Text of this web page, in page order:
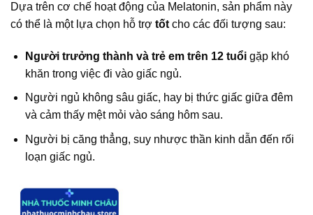
Dựa trên cơ chế hoạt động của Melatonin, sản phẩm này
có thể là một lựa chọn hỗ trợ tốt cho các đối tượng sau:
Người trưởng thành và trẻ em trên 12 tuổigặp khó
khăn trong việc đi vào giấc ngủ.
Người ngủ không sâu giấc, hay bị thức giấc giữa đêm
và cảm thấy mệt mỏi vào sáng hôm sau.
Người bị căng thẳng, suy nhược thần kinh dẫn đến rối
loạn giấc ngủ.